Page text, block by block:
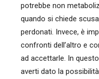
potrebbe non
quando si chiede
perdonati. Invece, è
confronti dell’altro e
ad accettarle. In
averti dato la